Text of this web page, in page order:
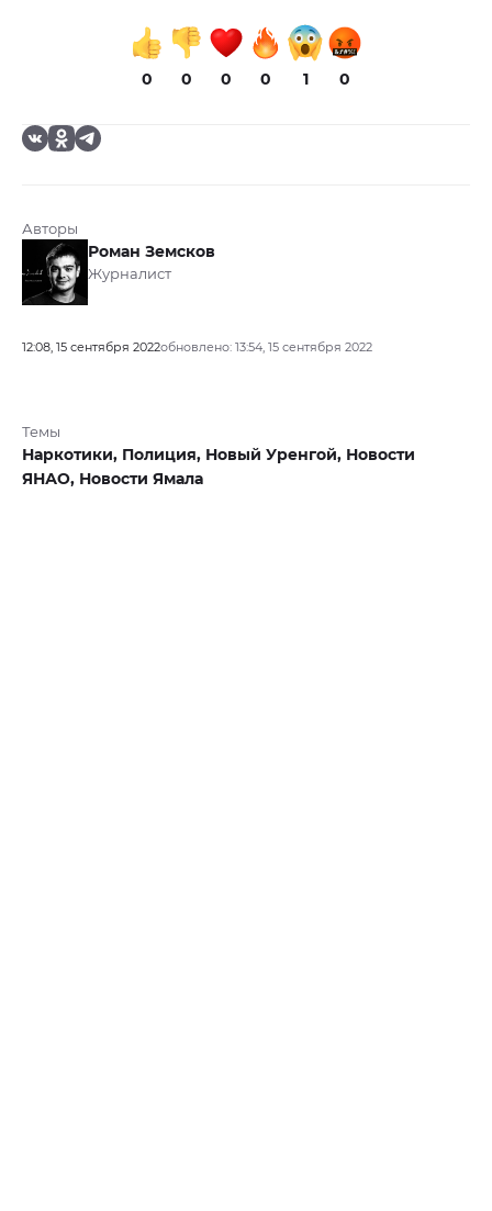
0 0 0 0 1 0
Авторы
Роман Земсков
Журналист
12:08, 15 сентября 2022обновлено: 13:54, 15 сентября 2022
Темы
Наркотики, Полиция, Новый Уренгой, Новости
ЯНАО, Новости Ямала